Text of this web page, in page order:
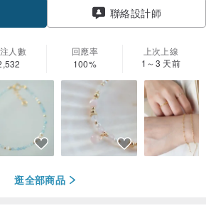
聯絡設計師
人數
回應率
100%
上次上線
1～3 天前
逛全部商品